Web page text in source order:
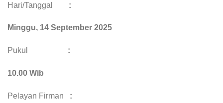
Hari/Tanggal :
Minggu, 14 September 2025
Pukul :
10.00 Wib
Pelayan Firman :